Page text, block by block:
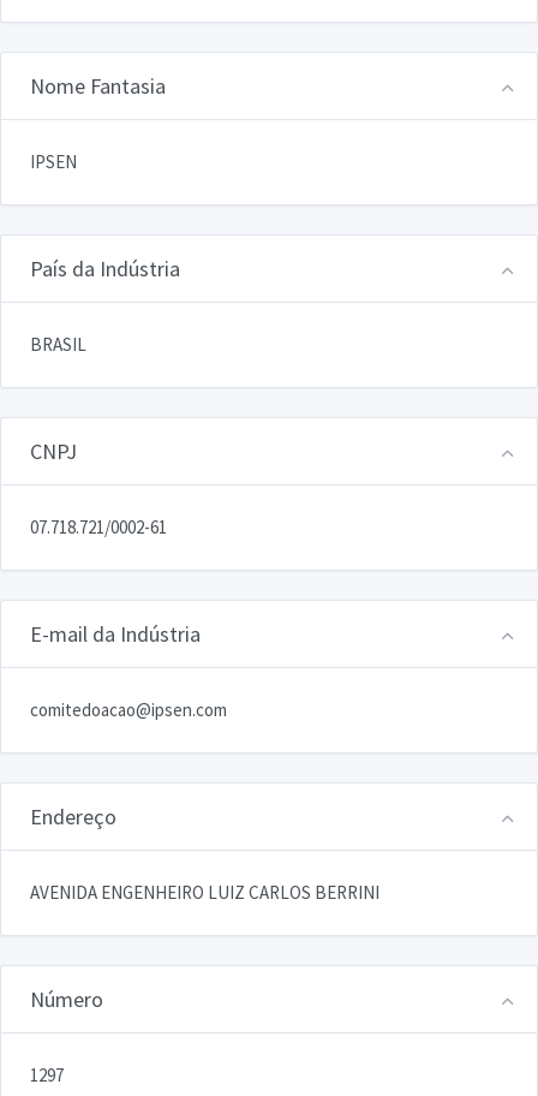
Nome Fantasia
IPSEN
País da Indústria
BRASIL
CNPJ
07.718.721/0002-61
E-mail da Indústria
comitedoacao@ipsen.com
Endereço
AVENIDA ENGENHEIRO LUIZ CARLOS BERRINI
Número
1297